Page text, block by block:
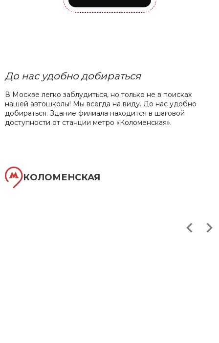
До нас удобно добираться
В Москве легко заблудиться, но только не в поисках
нашей автошколы! Мы всегда на виду. До нас удобно
добираться. Здание филиала находится в шаговой
доступности от станции метро «Коломенская».
КОЛОМЕНСКАЯ